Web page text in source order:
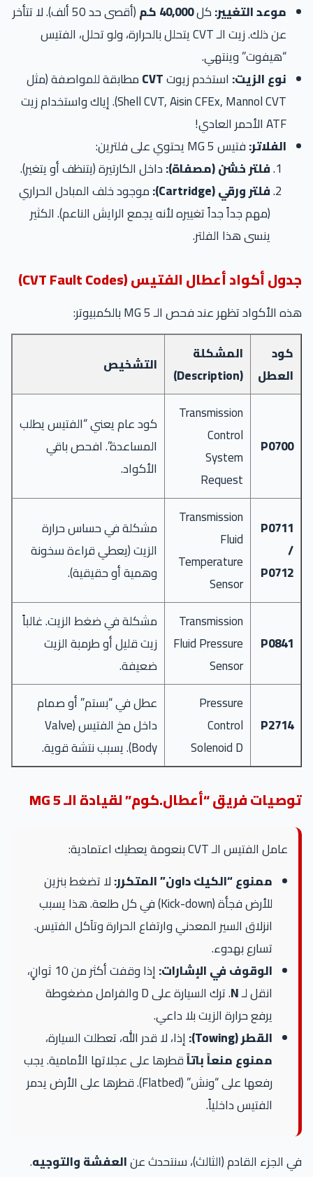
موعد التغيير:كل40,000 كم
(أقصى حد 50 ألف). لا تتأخر
عن ذلك. زيت الـ CVT يتحلل بالحرارة، ولو تحلل، الفتيس
“هيفوت” وينتهي.
نوع الزيت: استخدم زيوتCVTمطابقة للمواصفة (مثل
Shell CVT, Aisin CFEx, Mannol CVT). إياك واستخدام زيت
ATF الأحمر العادي!
الفلاتر:فتيس MG 5 يحتوي على فلترين:
فلتر خشن (مصفاة):داخل الكارتيرة (يتنظف أو يتغير).
فلتر ورقي (Cartridge):
موجود خلف المبادل الحراري
(مهم جداً جداً تغييره لأنه يجمع الرايش الناعم). الكثير
ينسى هذا الفلتر.
جدول أكواد أعطال الفتيس (CVT Fault Codes)
هذه الأكواد تظهر عند فحص الـ MG 5 بالكمبيوتر:
كود
العطل
المشكلة
(Description)
التشخيص
P0700
Transmission
Control
System
Request
كود عام يعني “الفتيس يطلب
المساعدة”. افحص باقي
الأكواد.
P0711
/
P0712
Transmission
Fluid
Temperature
Sensor
مشكلة في حساس حرارة
الزيت (يعطي قراءة سخونة
وهمية أو حقيقية).
P0841
Transmission
Fluid Pressure
Sensor
مشكلة في ضغط الزيت. غالباً
زيت قليل أو طرمبة الزيت
ضعيفة.
P2714
Pressure
Control
Solenoid D
عطل في “بستم” أو صمام
داخل مخ الفتيس (Valve
Body). يسبب نتشة قوية.
توصيات فريق “أعطال.كوم” لقيادة الـ MG 5
عامل الفتيس الـ CVT بنعومة يعطيك اعتمادية:
ممنوع “الكيك داون” المتكرر:لا تضغط بنزين
للأرض فجأة (Kick-down) في كل طلعة. هذا يسبب
انزلاق السير المعدني وارتفاع الحرارة وتآكل الفتيس.
تسارع بهدوء.
الوقوف في الإشارات:
إذا وقفت أكثر من 10 ثوانٍ،
انقل لـN
. ترك السيارة على D والفرامل مضغوطة
يرفع حرارة الزيت بلا داعي.
القطر (Towing):
إذا، لا قدر الله، تعطلت السيارة،
ممنوع منعاً باتاًقطرها على عجلاتها الأمامية. يجب
رفعها على “ونش” (Flatbed). قطرها على الأرض يدمر
الفتيس داخلياً.
في الجزء القادم (الثالث)، سنتحدث عنالعفشة والتوجيه.